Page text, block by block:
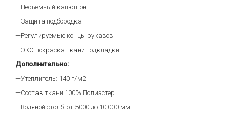
—Несъёмный капюшон
—Защита подбородка
—Регулируемые концы рукавов
—ЭКО покраска ткани подкладки
Дополнительно:
—Утеплитель: 140 г/м2
—Состав ткани 100% Полиэстер
—Водяной столб: от 5000 до 10,000 мм